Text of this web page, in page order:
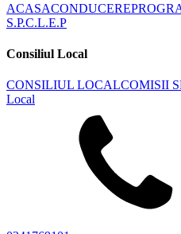
ACASACONDUCERE
S.P.C.L.E.P
Consiliul Local
CONSILIUL LOCALCOMISII
Local